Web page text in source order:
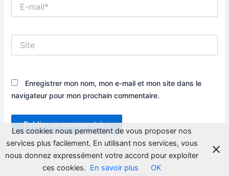
mail*
Enregistrer mon nom, mon e-mail et mon site dans le
navigateur pour mon prochain commentaire.
Les cookies nous permettent de vous proposer nos
services plus facilement. En utilisant nos services, vous
nous donnez expressément votre accord pour exploiter
ces cookies. En savoir plus OK